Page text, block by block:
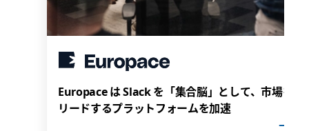
Europace は Slack を「集合脳」として、市場を
リードするプラットフォームを加速